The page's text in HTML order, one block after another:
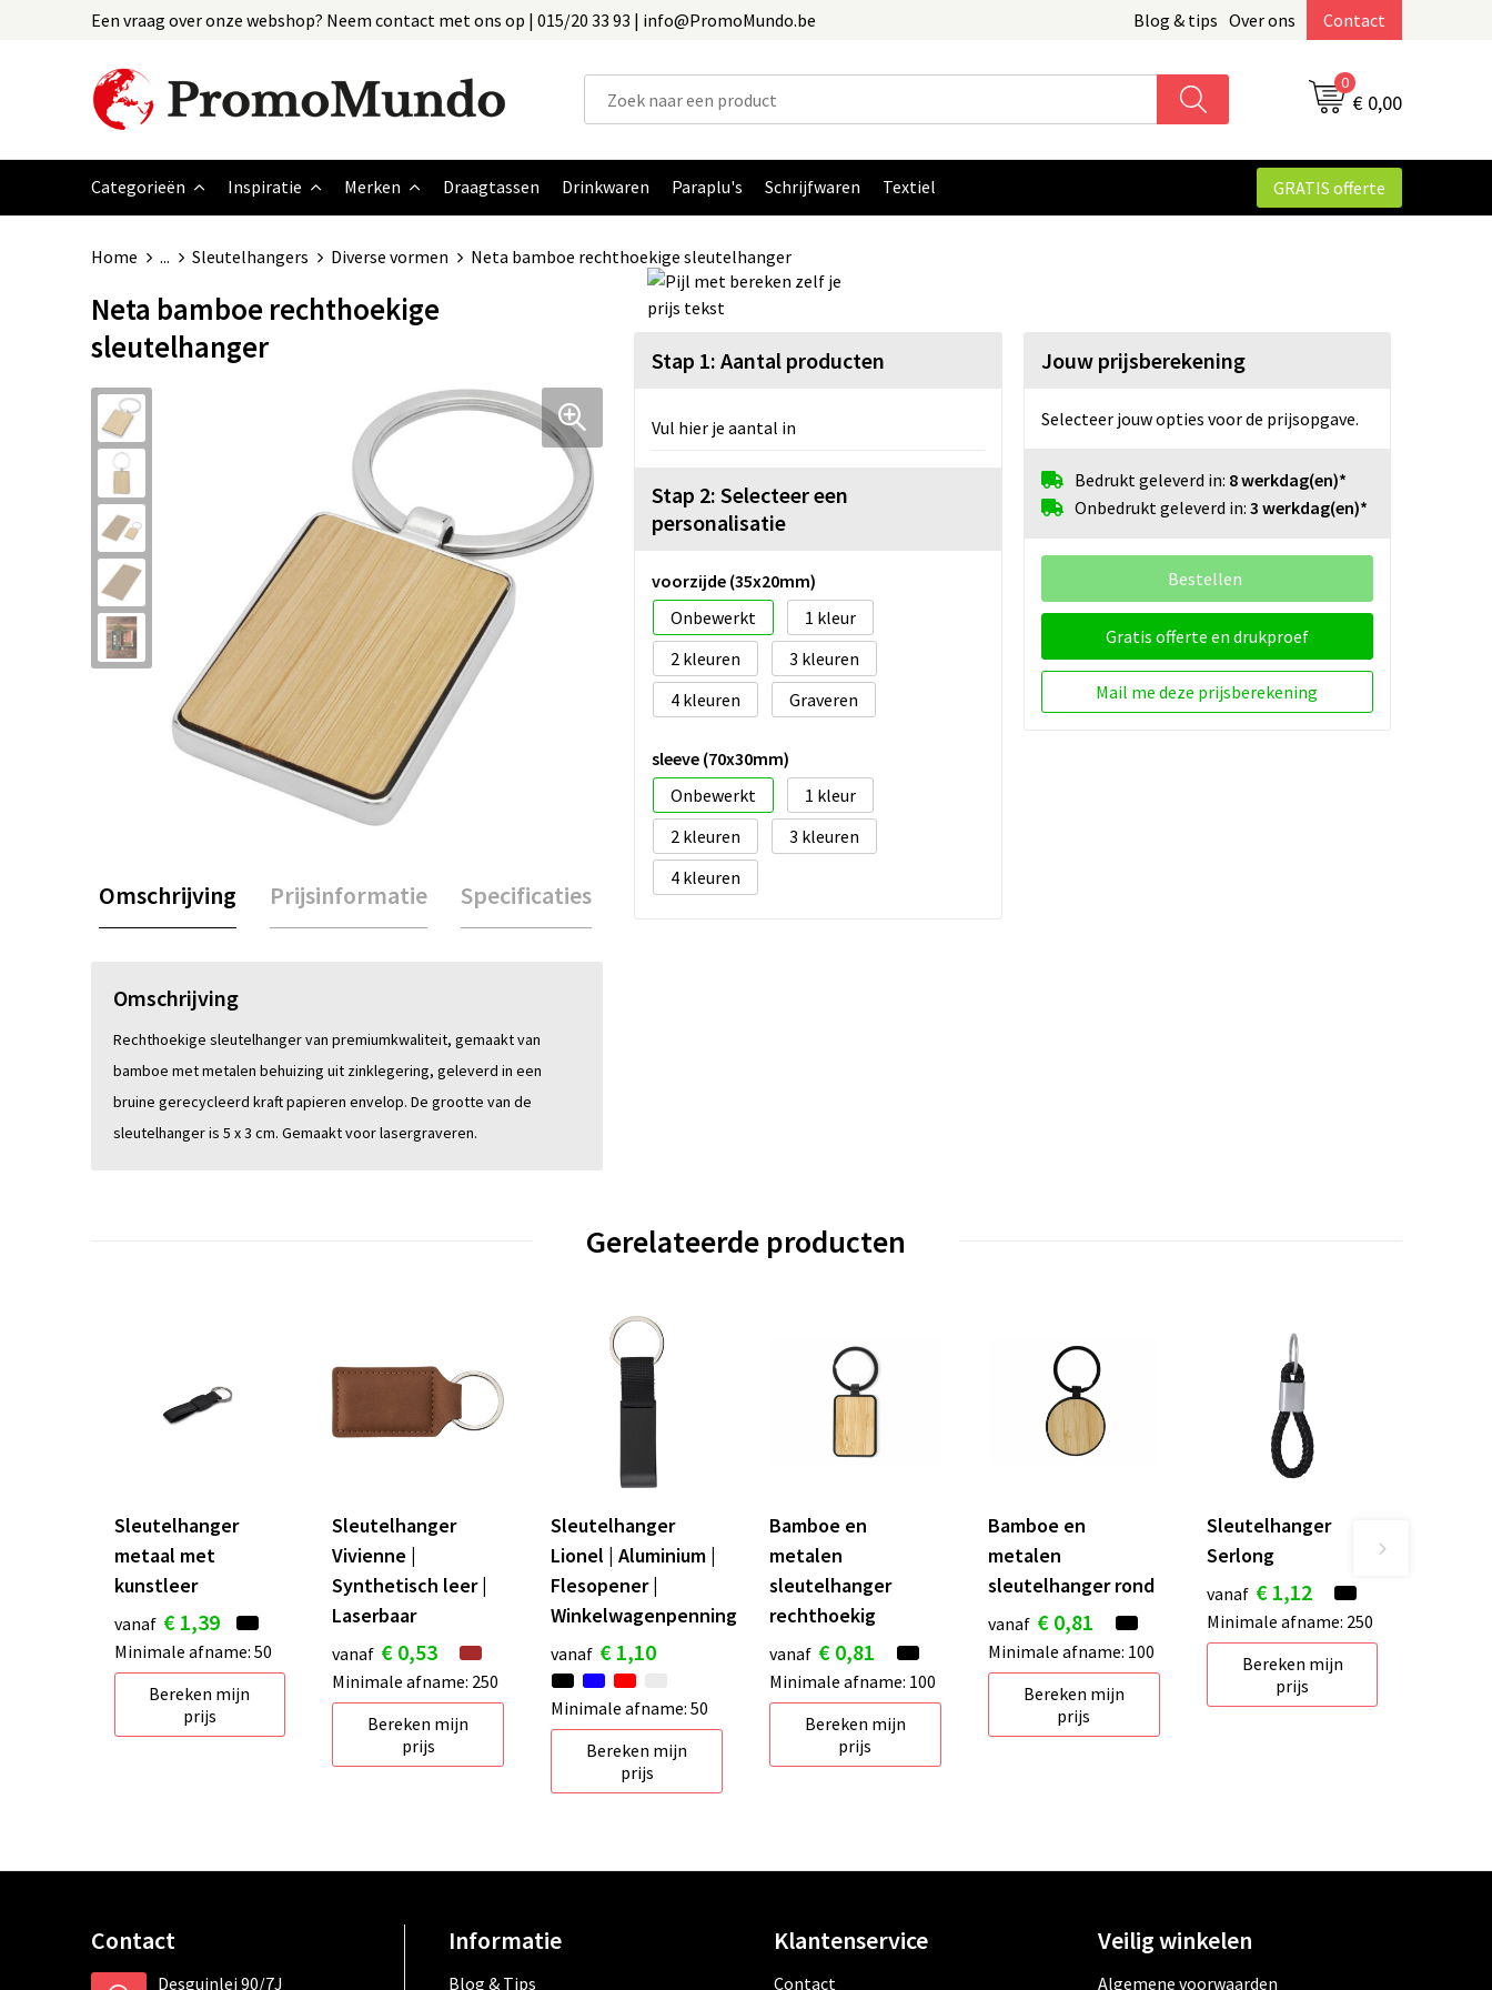
Een vraag over onze webshop? Neem contact met ons op | 015/20 33 93 | info@PromoMundo.be Blog & tips Over ons Contact
0
€ 0,00
Categorieën Inspiratie Merken Draagtassen Drinkwaren Paraplu's Schrijfwaren Textiel GRATIS offerte
Home ... Sleutelhangers Diverse vormen Neta bamboe rechthoekige sleutelhanger
Neta bamboe rechthoekige
sleutelhanger
Omschrijving Prijsinformatie Specificaties
Omschrijving
Rechthoekige sleutelhanger van premiumkwaliteit, gemaakt van
bamboe met metalen behuizing uit zinklegering, geleverd in een
bruine gerecycleerd kraft papieren envelop. De grootte van de
sleutelhanger is 5 x 3 cm. Gemaakt voor lasergraveren.
Stap 1: Aantal producten
Vul hier je aantal in
Stap 2: Selecteer een
personalisatie
voorzijde (35x20mm)
Onbewerkt
1
2
3
4
Graveren
sleeve (70x30mm)
Onbewerkt
1
2
3
4
Jouw prijsberekening
Selecteer jouw opties voor de prijsopgave.
Bedrukt geleverd in: 8 werkdag(en)*
Onbedrukt geleverd in: 3 werkdag(en)*
Bestellen
Gratis offerte en drukproef
Mail me deze prijsberekening
Gerelateerde producten
Sleutelhanger
metaal met
kunstleer
vanaf € 1,39
Minimale afname: 50
Bereken mijn
prijs
Sleutelhanger
Vivienne |
Synthetisch leer |
Laserbaar
vanaf € 0,53
Minimale afname: 250
Bereken mijn
prijs
Sleutelhanger
Lionel | Aluminium |
Flesopener |
Winkelwagenpenning
vanaf € 1,10
Minimale afname: 50
Bereken mijn
prijs
Bamboe en
metalen
sleutelhanger
rechthoekig
vanaf € 0,81
Minimale afname: 100
Bereken mijn
prijs
Bamboe en
metalen
sleutelhanger rond
vanaf € 0,81
Minimale afname: 100
Bereken mijn
prijs
Sleutelhanger
Serlong
vanaf € 1,12
Minimale afname: 250
Bereken mijn
prijs
Contact
Desguinlei 90/7J
Informatie
Blog & Tips
Klantenservice
Contact
Veilig winkelen
Algemene voorwaarden